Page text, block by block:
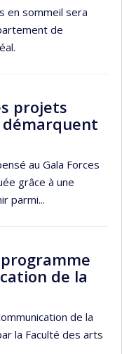
en sommeil sera
de
projets
démarquent
au Gala Forces
grâce à une
parmi...
de la
de la
la Faculté des arts